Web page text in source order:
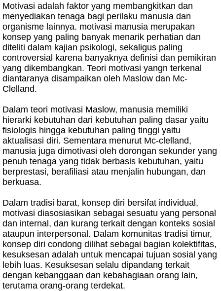
Motivasi adalah faktor yang membangkitkan dan
menyediakan tenaga bagi perilaku manusia dan
organisme lainnya. motivasi manusia merupakan
konsep yang paling banyak menarik perhatian dan
diteliti dalam kajian psikologi, sekaligus paling
controversial karena banyaknya definisi dan pemikiran
yang dikembangkan. Teori motivasi yangn terkenal
diantaranya disampaikan oleh Maslow dan Mc-
Clelland.
Dalam teori motivasi Maslow, manusia memiliki
hierarki kebutuhan dari kebutuhan paling dasar yaitu
fisiologis hingga kebutuhan paling tinggi yaitu
aktualisasi diri. Sementara menurut Mc-clelland,
manusia juga dimotivasi oleh dorongan sekunder yang
penuh tenaga yang tidak berbasis kebutuhan, yaitu
berprestasi, berafiliasi atau menjalin hubungan, dan
berkuasa.
Dalam tradisi barat, konsep diri bersifat individual,
motivasi diasosiasikan sebagai sesuatu yang personal
dan internal, dan kurang terkait dengan konteks sosial
ataupun interpersonal. Dalam komunitas tradisi timur,
konsep diri condong dilihat sebagai bagian kolektifitas,
kesuksesan adalah untuk mencapai tujuan sosial yang
lebih luas. Kesuksesan selalu dipandang terkait
dengan kebanggaan dan kebahagiaan orang lain,
terutama orang-orang terdekat.